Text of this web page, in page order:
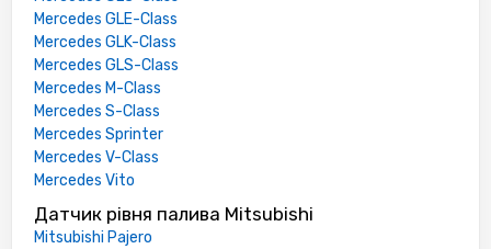
Mercedes GLE-Class
Mercedes GLK-Class
Mercedes GLS-Class
Mercedes M-Class
Mercedes S-Class
Mercedes Sprinter
Mercedes V-Class
Mercedes Vito
Датчик рівня палива Mitsubishi
Mitsubishi Pajero